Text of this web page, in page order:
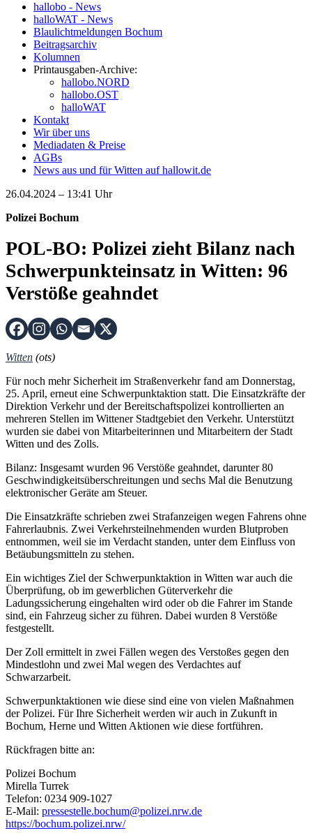
hallobo - News
halloWAT - News
Blaulichtmeldungen Bochum
Beitragsarchiv
Kolumnen
Printausgaben-Archive:
hallobo.NORD
hallobo.OST
halloWAT
Kontakt
Wir über uns
Mediadaten & Preise
AGBs
News aus und für Witten auf hallowit.de
26.04.2024 – 13:41 Uhr
Polizei Bochum
POL-BO: Polizei zieht Bilanz nach
Schwerpunkteinsatz in Witten: 96
Verstöße geahndet
Witten (ots)
Für noch mehr Sicherheit im Straßenverkehr fand am Donnerstag,
25. April, erneut eine Schwerpunktaktion statt. Die Einsatzkräfte der
Direktion Verkehr und der Bereitschaftspolizei kontrollierten an
mehreren Stellen im Wittener Stadtgebiet den Verkehr. Unterstützt
wurden sie dabei von Mitarbeiterinnen und Mitarbeitern der Stadt
Witten und des Zolls.
Bilanz: Insgesamt wurden 96 Verstöße geahndet, darunter 80
Geschwindigkeitsüberschreitungen und sechs Mal die Benutzung
elektronischer Geräte am Steuer.
Die Einsatzkräfte schrieben zwei Strafanzeigen wegen Fahrens ohne
Fahrerlaubnis. Zwei Verkehrsteilnehmenden wurden Blutproben
entnommen, weil sie im Verdacht standen, unter dem Einfluss von
Betäubungsmitteln zu stehen.
Ein wichtiges Ziel der Schwerpunktaktion in Witten war auch die
Überprüfung, ob im gewerblichen Güterverkehr die
Ladungssicherung eingehalten wird oder ob die Fahrer im Stande
sind, ein Fahrzeug sicher zu führen. Dabei wurden 8 Verstöße
festgestellt.
Der Zoll ermittelt in zwei Fällen wegen des Verstoßes gegen den
Mindestlohn und zwei Mal wegen des Verdachtes auf
Schwarzarbeit.
Schwerpunktaktionen wie diese sind eine von vielen Maßnahmen
der Polizei. Für Ihre Sicherheit werden wir auch in Zukunft in
Bochum, Herne und Witten Aktionen wie diese fortführen.
Rückfragen bitte an:
Polizei Bochum
Mirella Turrek
Telefon: 0234 909-1027
E-Mail: pressestelle.bochum@polizei.nrw.de
https://bochum.polizei.nrw/